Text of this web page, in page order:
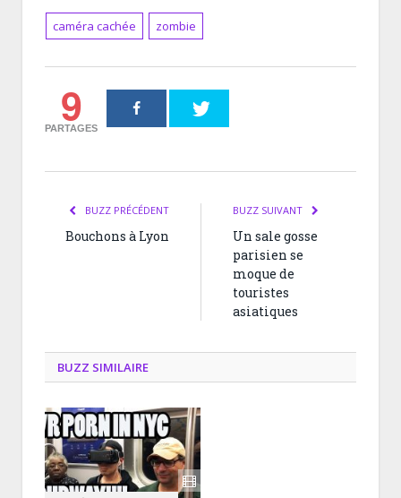
caméra cachée zombie
9
PARTAGES
BUZZ PRÉCÉDENT
Bouchons à Lyon
BUZZ SUIVANT
Un sale gosse
parisien se
moque de
touristes
asiatiques
BUZZ SIMILAIRE